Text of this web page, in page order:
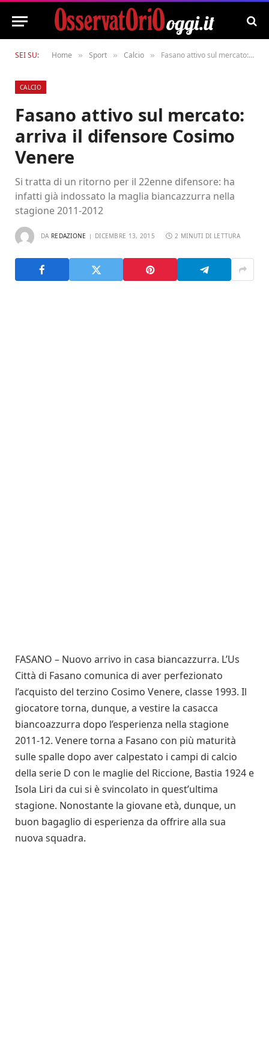
SEI SU: Home » Sport » Calcio » Fasano attivo sul mercato: arriva il difensore Cosimo Venere
CALCIO
Fasano attivo sul mercato:
arriva il difensore Cosimo
Venere
Si tratta di un ritorno per il 22enne difensore: ha
infatti già indossato la maglia biancazzurra nella
stagione 2011-2012
DA REDAZIONE DICEMBRE 13, 2015 2 MINUTI DI LETTURA
FASANO – Nuovo arrivo in casa biancazzurra. L’Us
Città di Fasano comunica di aver perfezionato
l’acquisto del terzino Cosimo Venere, classe 1993. Il
giocatore torna, dunque, a vestire la casacca
biancoazzurra dopo l’esperienza nella stagione
2011-12. Venere torna a Fasano con più maturità
sulle spalle dopo aver calpestato i campi di calcio
della serie D con le maglie del Riccione, Bastia 1924 e
Isola Liri da cui si è svincolato in quest’ultima
stagione. Nonostante la giovane età, dunque, un
buon bagaglio di esperienza da offrire alla sua
nuova squadra.